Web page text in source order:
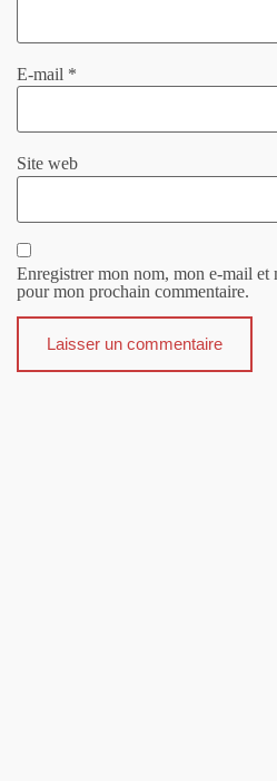
E-mail *
Site web
Enregistrer mon nom, mon e-mail et
pour mon prochain commentaire.